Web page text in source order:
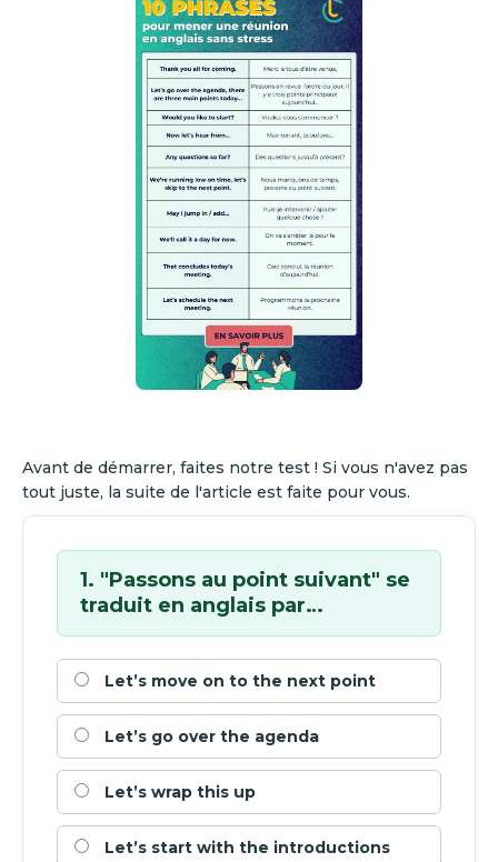
Avant de démarrer, faites notre test ! Si vous n'avez pas
tout juste, la suite de l'article est faite pour vous.
1. "Passons au point suivant" se
traduit en anglais par…
Let’s move on to the next point
Let’s go over the agenda
Let’s wrap this up
Let’s start with the introductions